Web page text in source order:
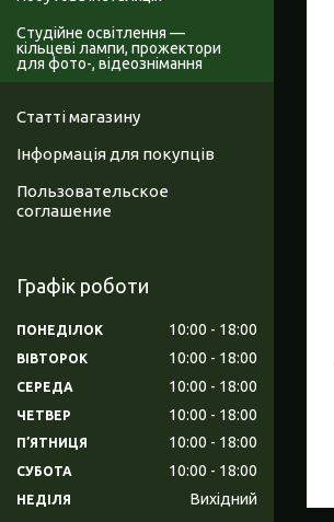
Студійне освітлення —
кільцеві лампи, прожектори
для фото-, відеознімання
Статті магазину
Інформація для покупців
Пользовательское
соглашение
Графік роботи
ПОНЕДІЛОК 10:00 18:00
ВІВТОРОК 10:00 18:00
СЕРЕДА 10:00 18:00
ЧЕТВЕР 10:00 18:00
ПʼЯТНИЦЯ 10:00 18:00
СУБОТА 10:00 18:00
НЕДІЛЯ Вихідний